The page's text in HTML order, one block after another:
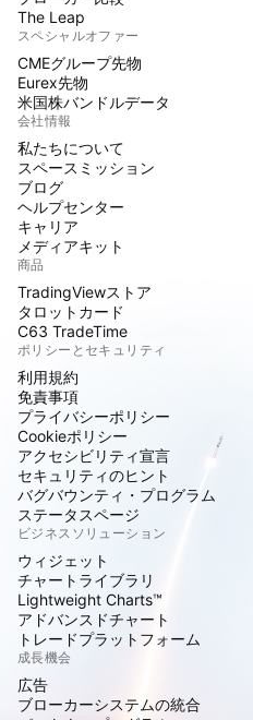
The Leap
スペシャルオファー
CMEグループ先物
Eurex先物
米国株バンドルデータ
会社情報
私たちについて
スペースミッション
ブログ
ヘルプセンター
キャリア
メディアキット
商品
TradingViewストア
タロットカード
C63 TradeTime
ポリシーとセキュリティ
利用規約
免責事項
プライバシーポリシー
Cookieポリシー
アクセシビリティ宣言
セキュリティのヒント
バグバウンティ・プログラム
ステータスページ
ビジネスソリューション
ウィジェット
チャートライブラリ
Lightweight Charts™
アドバンスドチャート
トレードプラットフォーム
成長機会
広告
ブローカーシステムの統合